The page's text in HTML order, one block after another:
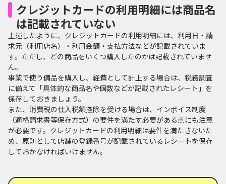
クレジットカードの利用明細には商品名
は記載されていない
上述したように、クレジットカードの利用明細には、利用日・請
求元（利用店名）・利用金額・支払方法などが記載されていま
す。ただし、どの商品をいくつ購入したのかは記載されていませ
ん。
事業で使う備品を購入し、経費として計上する場合は、税務調査
に備えて「具体的な商品名や個数などが記載されたレシート」を
保存しておきましょう。
また、消費税の仕入税額控除を受ける場合は、インボイス制度
（適格請求書等保存方式）の要件を満たす必要がある点にも注意
が必要です。クレジットカードの利用明細は要件を満たさないた
め、原則として店舗の登録番号が記載されているレシートを保存
しておかなければいけません。